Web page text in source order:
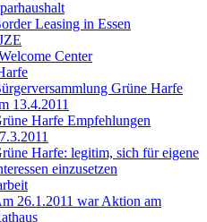
Leasing in Essen
Center
Grüne Harfe
13.4.2011
Harfe Empfehlungen
Harfe: legitim, sich für eigene
einzusetzen
26.1.2011 war Aktion am